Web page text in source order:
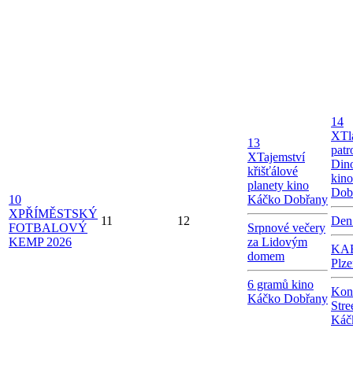
10
XPŘÍMĚSTSKÝ
FOTBALOVÝ
KEMP 2026
11 12
13
XTajemství
křišťálové
planety kino
Káčko Dobřany
Srpnové večery
za Lidovým
domem
6 gramů kino
Káčko Dobřany
14
X